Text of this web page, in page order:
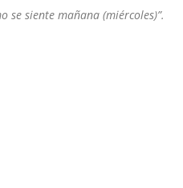
se siente mañana (miércoles)”.